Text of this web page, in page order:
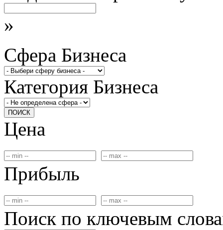
»
Сфера Бизнеса
Категория Бизнеса
ПОИСК
Цена
Прибыль
Поиск по ключевым